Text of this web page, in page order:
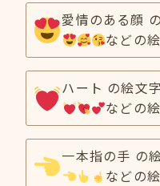
愛情のある顔
などの
ハート の絵文
などの
一本指の手 の
などの